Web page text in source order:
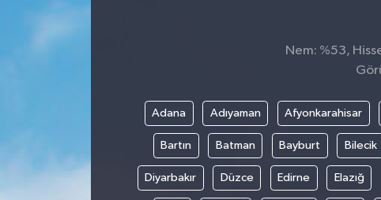
Nem: %53,
Adana Adıyaman Afyonkarahisar
Bartın Batman Bayburt Bilecik
Diyarbakır Düzce Edirne Elazığ